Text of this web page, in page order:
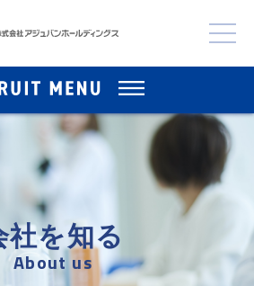
社を知る
About us